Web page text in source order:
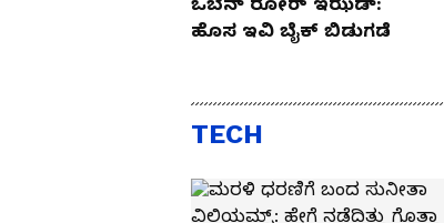
ಹೊಸ ಇವಿ ಬೈಕ್ ಬಿಡುಗಡೆ
TECH